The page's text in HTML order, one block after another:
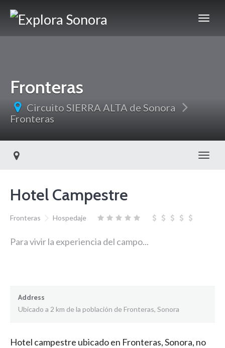
Fronteras
Circuito SIERRA ALTA de Sonora
Fronteras
Hotel Campestre
Fronteras Hospedaje
Para vivir la experiencia del campo...
Address
Ubicado a 2 km de la población de Fronteras, Sonora
Hotel campestre ubicado en Fronteras, Sonora, no